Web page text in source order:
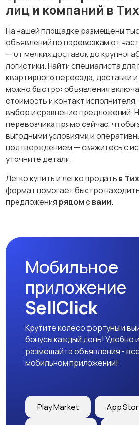
лиц и компаний в
На нашей площадке размещены
объявлений по перевозкам от
— от мелких доставок до
логистики. Найти специалиста для
квартирного переезда, доставки и
можно быстро: объявления
стоимость и контакт
выбор и сравнение предложений.
перевозчика прямо сейчас, чтобы
выгодными условиями и
подтверждением — свяжитесь с
уточните детали.
Легко купить и легко продать в
формат помогает быстро
предложения рядом с вами.
Мобильное
приложение
SellClick
Крутите колесо фортуны и
бонусы каждый день! Удобно
размещайте объявления -
мобильном приложении!
Play Market App